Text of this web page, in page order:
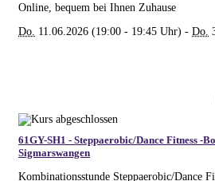
Online, bequem bei Ihnen Zuhause
Do. 11.06.2026 (19:00 - 19:45 Uhr) - Do.
61GY-SH1 - Steppaerobic/Dance Fitness -
Sigmarswangen
Kombinationsstunde Steppaerobic/Dance